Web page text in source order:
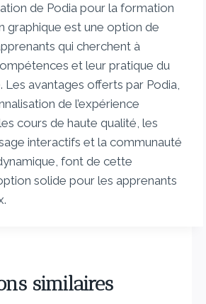
de Podia pour la formation
graphique est une option de
qui cherchent à
et leur pratique du
Les avantages offerts par Podia,
de l’expérience
cours de haute qualité, les
interactifs et la communauté
font de cette
solide pour les apprenants
similaires